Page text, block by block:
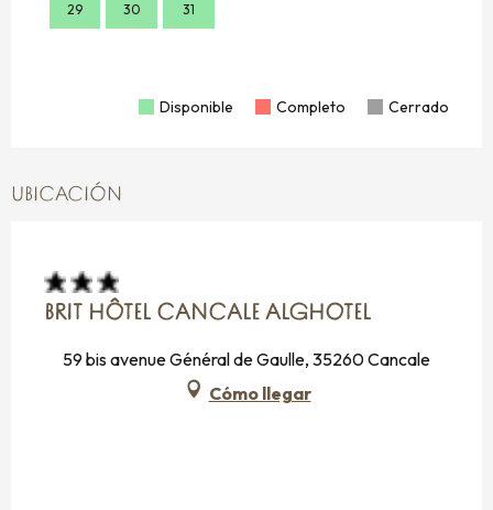
29 30 31
Disponible Completo Cerrado
UBICACIÓN
BRIT HÔTEL CANCALE ALGHOTEL
59 bis avenue Général de Gaulle, 35260 Cancale
Cómo llegar